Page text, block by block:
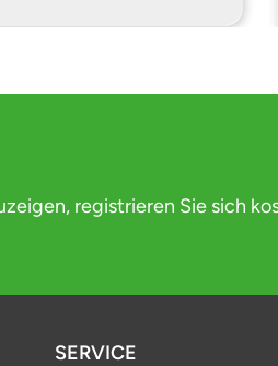
registrieren Sie sich
SERVICE